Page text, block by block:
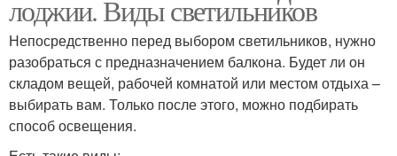
лоджии. Виды светильников
Непосредственно перед выбором светильников, нужно
разобраться с предназначением балкона. Будет ли он
складом вещей, рабочей комнатой или местом отдыха –
выбирать вам. Только после этого, можно подбирать
способ освещения.